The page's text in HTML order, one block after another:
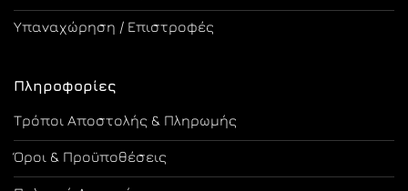
Υπαναχώρηση / Επιστροφές
Πληροφορίες
Τρόποι Αποστολής & Πληρωμής
Όροι & Προϋποθέσεις